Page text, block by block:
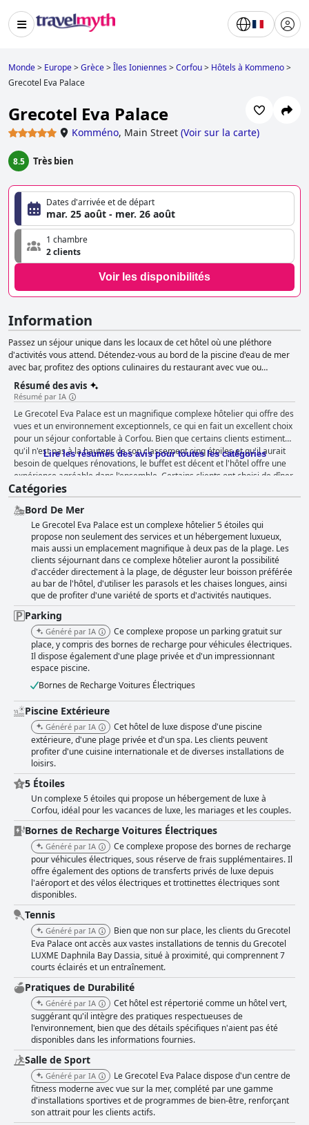
Monde> Europe>Grèce>Îles Ioniennes>Corfou> Hôtels à Kommeno>
Grecotel Eva Palace
Grecotel Eva Palace
Komméno, Main Street (Voir sur la carte)
8.5 Très bien
Dates d'arrivée et de départ
mar. 25 août - mer. 26 août
1 chambre
2 clients
Voir les disponibilités
Information
Passez un séjour unique dans les locaux de cet hôtel où une pléthore
d'activités vous attend. Détendez-vous au bord de la piscine d'eau de mer
avec bar, profitez des options culinaires du restaurant avec vue ou
rajeunissez votre corps et votre âme en vous relaxant au spa, en vous
entraînant à la salle de sport ou en testant vos talents sportifs. L'hôtel 5
étoiles organise également des mariages et propose des forfaits mariage
pour les nouveaux couples.
Résumé des avis
Résumé par IA
Le Grecotel Eva Palace est un magnifique complexe hôtelier qui offre des
vues et un environnement exceptionnels, ce qui en fait un excellent choix
pour un séjour confortable à Corfou. Bien que certains clients estiment
qu'il n'est pas à la hauteur de son classement cinq étoiles et qu'il aurait
besoin de quelques rénovations, le buffet est décent et l'hôtel offre une
expérience agréable dans l'ensemble. Certains clients ont choisi de dîner
ailleurs en raison d'une offre insuffisante, mais l'emplacement et le
paysage de l'hôtel compensent tous les défauts. L'absence de service
d'étage et la nécessité de se rendre au bar pour boire et manger sur la
plage ont déçu certains, mais l'hôtel reste une option viable pour ceux qui
recherchent des vacances relaxantes.
Lire les résumés des avis pour toutes les catégories
Catégories
Bord De Mer
Le Grecotel Eva Palace est un complexe hôtelier 5 étoiles qui
propose non seulement des services et un hébergement luxueux,
mais aussi un emplacement magnifique à deux pas de la plage. Les
clients séjournant dans ce complexe hôtelier auront la possibilité
d'accéder directement à la plage, de déguster leur boisson préférée
au bar de l'hôtel, d'utiliser les parasols et les chaises longues, ainsi
que de profiter d'une variété de sports et d'activités nautiques.
Parking
Généré par IA
Ce complexe propose un parking gratuit sur
place, y compris des bornes de recharge pour véhicules électriques.
Il dispose également d'une plage privée et d'un impressionnant
espace piscine.
Bornes de Recharge Voitures Électriques
Piscine Extérieure
Généré par IA
Cet hôtel de luxe dispose d'une piscine
extérieure, d'une plage privée et d'un spa. Les clients peuvent
profiter d'une cuisine internationale et de diverses installations de
loisirs.
5 Étoiles
Un complexe 5 étoiles qui propose un hébergement de luxe à
Corfou, idéal pour les vacances de luxe, les mariages et les couples.
Bornes de Recharge Voitures Électriques
Généré par IA
Ce complexe propose des bornes de recharge
pour véhicules électriques, sous réserve de frais supplémentaires. Il
offre également des options de transferts privés de luxe depuis
l'aéroport et des vélos électriques et trottinettes électriques sont
disponibles.
Tennis
Généré par IA
Bien que non sur place, les clients du Grecotel
Eva Palace ont accès aux vastes installations de tennis du Grecotel
LUXME Daphnila Bay Dassia, situé à proximité, qui comprennent 7
courts éclairés et un entraînement.
Pratiques de Durabilité
Généré par IA
Cet hôtel est répertorié comme un hôtel vert,
suggérant qu'il intègre des pratiques respectueuses de
l'environnement, bien que des détails spécifiques n'aient pas été
disponibles dans les informations fournies.
Salle de Sport
Généré par IA
Le Grecotel Eva Palace dispose d'un centre de
fitness moderne avec vue sur la mer, complété par une gamme
d'installations sportives et de programmes de bien-être, renforçant
son attrait pour les clients actifs.